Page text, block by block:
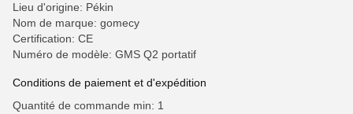
Lieu d'origine: Pékin
Nom de marque: gomecy
Certification: CE
Numéro de modèle: GMS Q2 portatif
Conditions de paiement et d'expédition
Quantité de commande min: 1